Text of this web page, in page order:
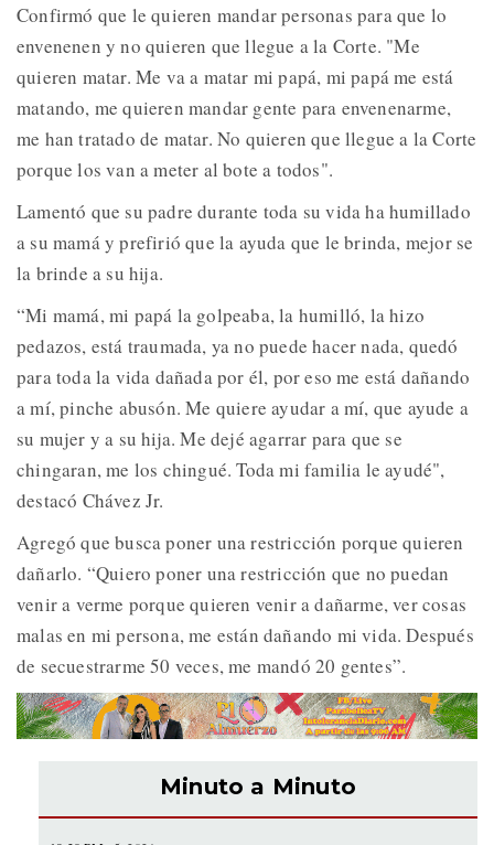
Confirmó que le quieren mandar personas para que lo
envenenen y no quieren que llegue a la Corte. "Me
quieren matar. Me va a matar mi papá, mi papá me está
matando, me quieren mandar gente para envenenarme,
me han tratado de matar. No quieren que llegue a la Corte
porque los van a meter al bote a todos".
Lamentó que su padre durante toda su vida ha humillado
a su mamá y prefirió que la ayuda que le brinda, mejor se
la brinde a su hija.
“Mi mamá, mi papá la golpeaba, la humilló, la hizo
pedazos, está traumada, ya no puede hacer nada, quedó
para toda la vida dañada por él, por eso me está dañando
a mí, pinche abusón. Me quiere ayudar a mí, que ayude a
su mujer y a su hija. Me dejé agarrar para que se
chingaran, me los chingué. Toda mi familia le ayudé",
destacó Chávez Jr.
Agregó que busca poner una restricción porque quieren
dañarlo. “Quiero poner una restricción que no puedan
venir a verme porque quieren venir a dañarme, ver cosas
malas en mi persona, me están dañando mi vida. Después
de secuestrarme 50 veces, me mandó 20 gentes”.
Minuto a Minuto